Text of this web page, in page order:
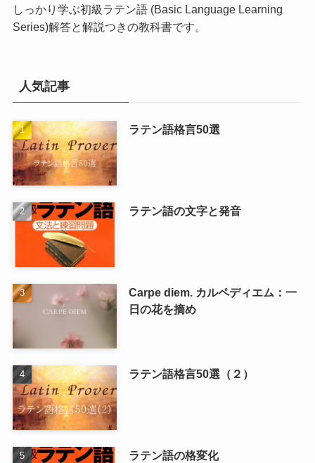
しっかり学ぶ初級ラテン語 (Basic Language Learning
Series)解答と解説つきの教科書です。
人気記事
ラテン語格言50選
ラテン語の文字と発音
Carpe diem. カルペディエム：一
日の花を摘め
ラテン語格言50選（２）
ラテン語の格変化